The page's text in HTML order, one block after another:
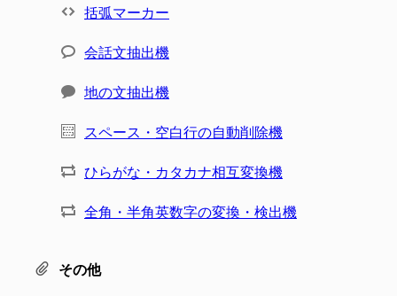
括弧マーカー
会話文抽出機
地の文抽出機
スペース・空白行の自動削除機
ひらがな・カタカナ相互変換機
全角・半角英数字の変換・検出機
その他